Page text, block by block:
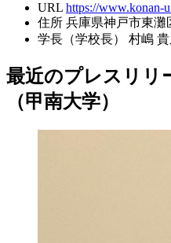
URL https://www.konan-
住所 兵庫県神戸市東灘
学長（学校長）
村嶋 貴
最近のプレスリリ
（甲南大学）